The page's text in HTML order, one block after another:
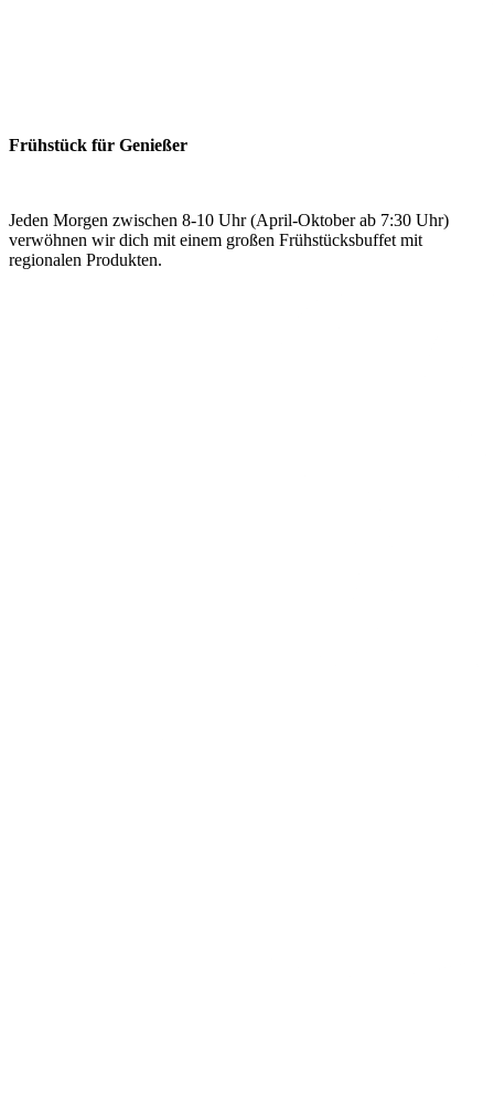
Frühstück für Genießer
Jeden Morgen zwischen 8-10 Uhr (April-Oktober ab 7:30 Uhr)
verwöhnen wir dich mit einem großen Frühstücksbuffet mit
regionalen Produkten.